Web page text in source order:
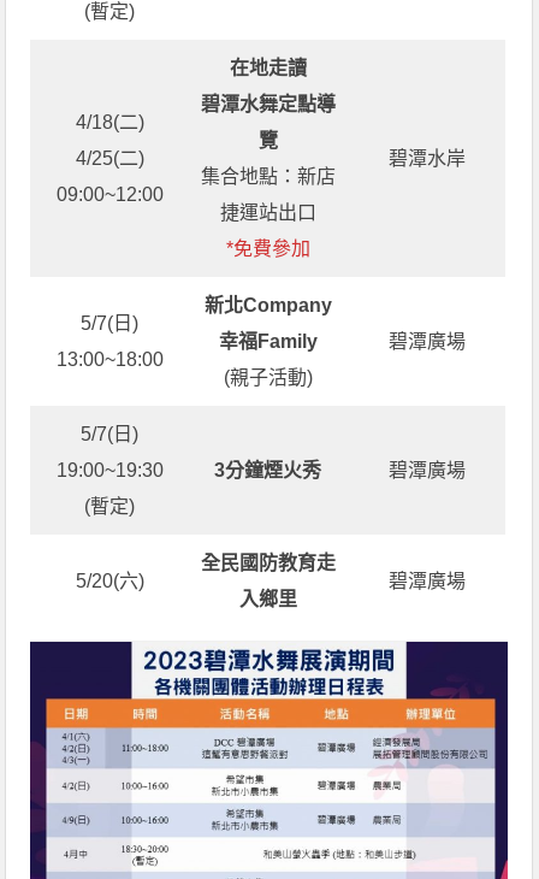
(暫定)
4/18(二)
4/25(二)
09:00~12:00
在地走讀
碧潭水舞定點導
覽
集合地點：新店
捷運站出口
*免費參加
碧潭水岸
5/7(日)
13:00~18:00
新北Company
幸福Family
(親子活動)
碧潭廣場
5/7(日)
19:00~19:30
(暫定)
3分鐘煙火秀 碧潭廣場
5/20(六)
全民國防教育走
入鄉里
碧潭廣場